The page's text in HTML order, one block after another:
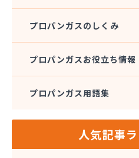
(株)ノックス
(株)ファインガス
(株)フジテック
(株)フジプロ
(株)フジプロ 辻堂支店
(株)ホクト
(株)ホクト 相模原支店
(株)マクタ
プロパンガスのしくみ
プロパンガスお役立ち情報
プロパンガス用語集
人気記事